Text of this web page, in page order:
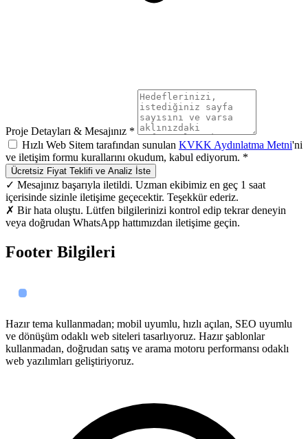
Proje Detayları & Mesajınız *
Hızlı Web Sitem tarafından sunulan KVKK Aydınlatma Metni'ni
ve iletişim formu kurallarını okudum, kabul ediyorum. *
Ücretsiz Fiyat Teklifi ve Analiz İste
✓ Mesajınız başarıyla iletildi. Uzman ekibimiz en geç 1 saat
içerisinde sizinle iletişime geçecektir. Teşekkür ederiz.
✗ Bir hata oluştu. Lütfen bilgilerinizi kontrol edip tekrar deneyin
veya doğrudan WhatsApp hattımızdan iletişime geçin.
Footer Bilgileri
Hazır tema kullanmadan; mobil uyumlu, hızlı açılan, SEO uyumlu
ve dönüşüm odaklı web siteleri tasarlıyoruz. Hazır şablonlar
kullanmadan, doğrudan satış ve arama motoru performansı odaklı
web yazılımları geliştiriyoruz.